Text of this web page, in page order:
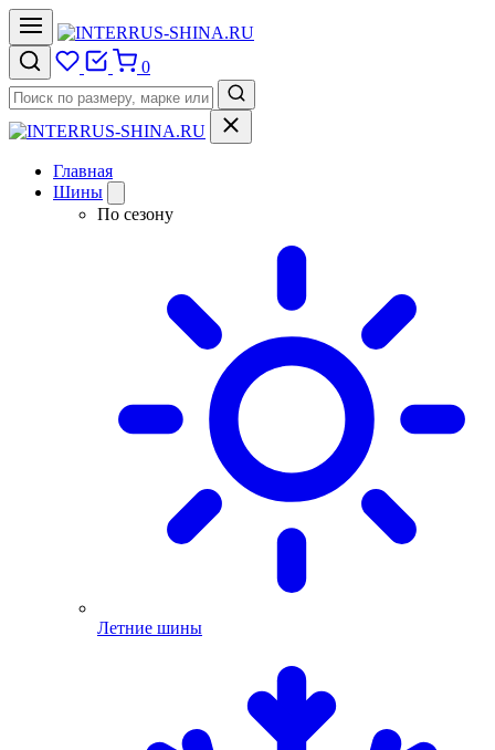
0
Главная
Шины
По сезону
Летние шины